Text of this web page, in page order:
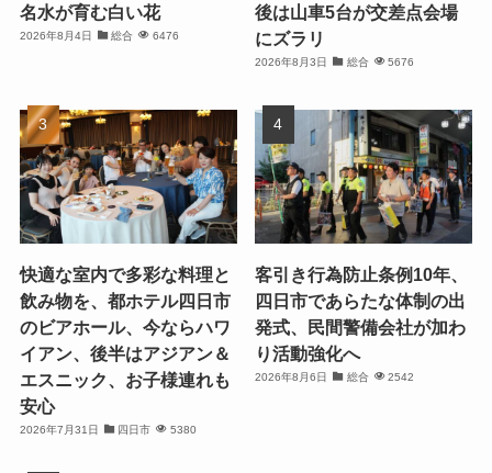
名水が育む白い花
2026年8月4日 総合 6476
後は山車5台が交差点会場
にズラリ
2026年8月3日 総合 5676
快適な室内で多彩な料理と
飲み物を、都ホテル四日市
のビアホール、今ならハワ
イアン、後半はアジアン＆
エスニック、お子様連れも
安心
2026年7月31日 四日市 5380
客引き行為防止条例10年、
四日市であらたな体制の出
発式、民間警備会社が加わ
り活動強化へ
2026年8月6日 総合 2542